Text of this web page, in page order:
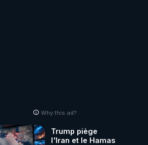
Why this ad?
Trump piège
l'Iran et le Hamas